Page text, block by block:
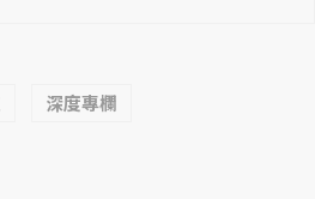
深度專欄